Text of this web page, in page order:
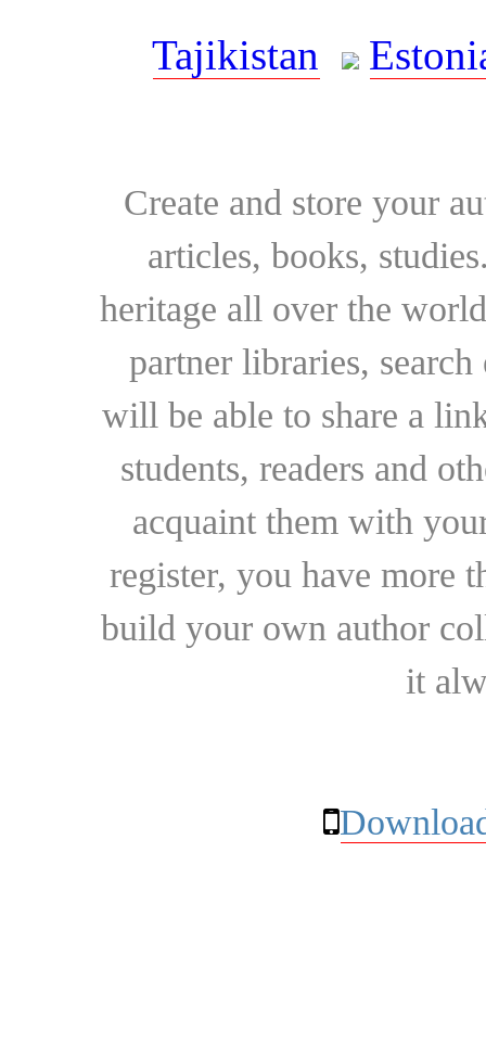
Tajikistan
Create and store your
articles, books,
heritage all over the
partner libraries,
will be able to share a
students, readers and
acquaint them with
register, you have more
build your own author
it